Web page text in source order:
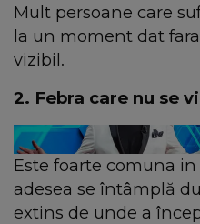
Mult persoane care
la un moment dat
vizibil.
2. Febra care nu se
Este foarte comuna
adesea se întâmplă
extins de unde a